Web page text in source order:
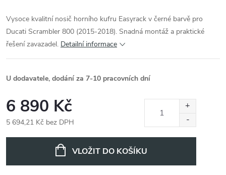
Vysoce kvalitní nosič horního kufru Easyrack v černé barvě pro
Ducati Scrambler 800 (2015-2018). Snadná montáž a praktické
řešení zavazadel. Detailní informace
U dodavatele, dodání za 7-10 pracovních dní
6 890 Kč
5 694,21 Kč bez DPH
VLOŽIT DO KOŠÍKU